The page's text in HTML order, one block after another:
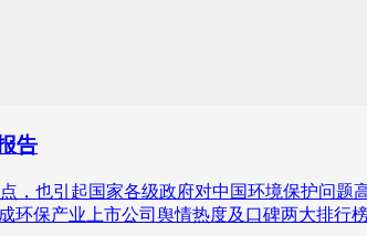
告
，也引起国家各级政府对中国环境保护问
环保产业上市公司舆情热度及口碑两大排行榜